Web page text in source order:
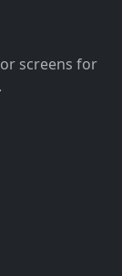
screens for